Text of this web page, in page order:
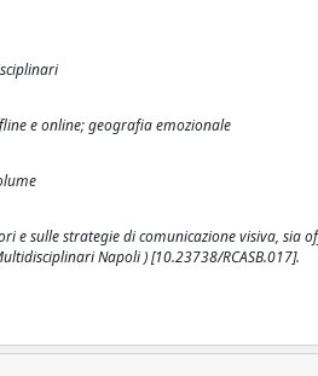
e online; geografia emozionale
e sulle strategie di comunicazione visiva, sia
Napoli ) [10.23738/RCASB.017].